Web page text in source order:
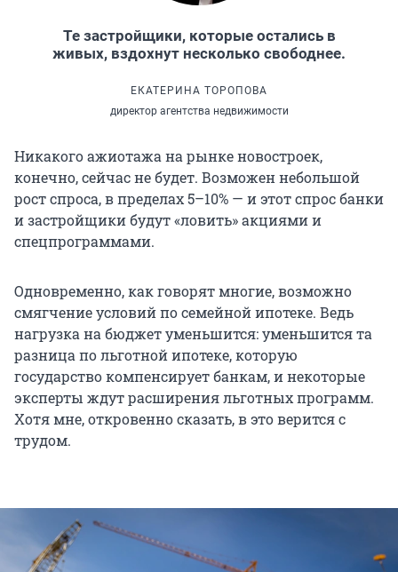
Те застройщики, которые остались в
живых, вздохнут несколько свободнее.
ЕКАТЕРИНА ТОРОПОВА
директор агентства недвижимости
Никакого ажиотажа на рынке новостроек,
конечно, сейчас не будет. Возможен небольшой
рост спроса, в пределах 5–10% — и этот спрос банки
и застройщики будут «ловить» акциями и
спецпрограммами.
Одновременно, как говорят многие, возможно
смягчение условий по семейной ипотеке. Ведь
нагрузка на бюджет уменьшится: уменьшится та
разница по льготной ипотеке, которую
государство компенсирует банкам, и некоторые
эксперты ждут расширения льготных программ.
Хотя мне, откровенно сказать, в это верится с
трудом.